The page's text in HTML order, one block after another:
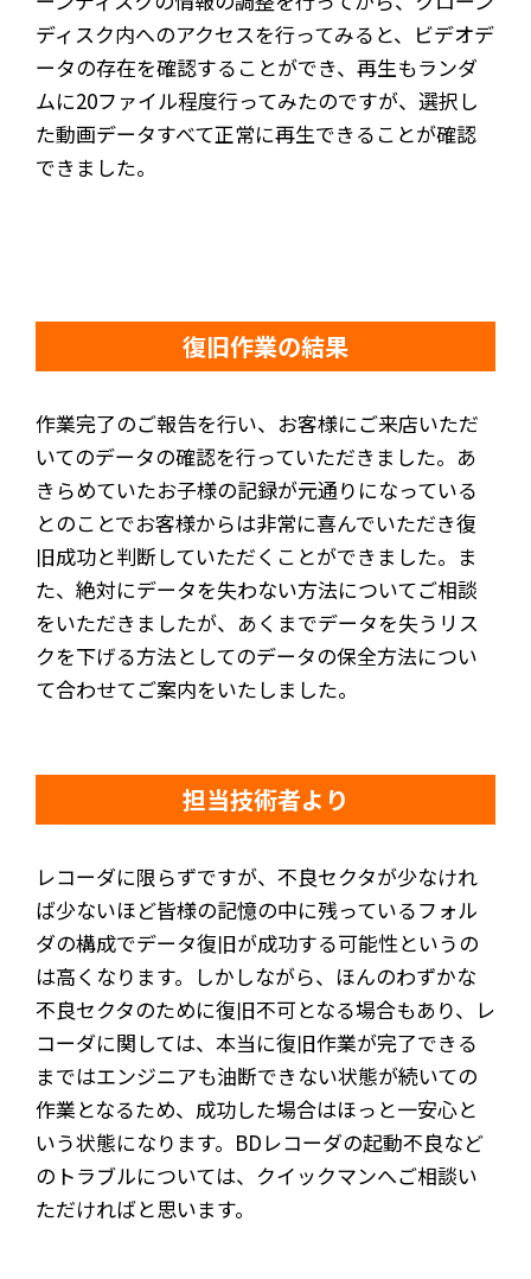
ディスク内へのアクセスを行ってみると、ビデオデ
ータの存在を確認することができ、再生もランダ
ムに20ファイル程度行ってみたのですが、選択し
た動画データすべて正常に再生できることが確認
できました。
復旧作業の結果
作業完了のご報告を行い、お客様にご来店いただ
いてのデータの確認を行っていただきました。あ
きらめていたお子様の記録が元通りになっている
とのことでお客様からは非常に喜んでいただき復
旧成功と判断していただくことができました。ま
た、絶対にデータを失わない方法についてご相談
をいただきましたが、あくまでデータを失うリス
クを下げる方法としてのデータの保全方法につい
て合わせてご案内をいたしました。
担当技術者より
レコーダに限らずですが、不良セクタが少なけれ
ば少ないほど皆様の記憶の中に残っているフォル
ダの構成でデータ復旧が成功する可能性というの
は高くなります。しかしながら、ほんのわずかな
不良セクタのために復旧不可となる場合もあり、レ
コーダに関しては、本当に復旧作業が完了できる
まではエンジニアも油断できない状態が続いての
作業となるため、成功した場合はほっと一安心と
いう状態になります。BDレコーダの起動不良など
のトラブルについては、クイックマンへご相談い
ただければと思います。